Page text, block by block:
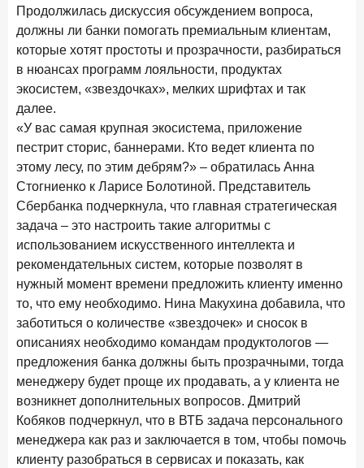
Frank Data. Ипотека Поделиться
29 декабря 2025 года
Четких целей в 2026-м и качественных «лошадей»!
Ипотека. Итоги ноября 2025 года
24 декабря 2025 года
Страховщики, УК, брокер-маркетплейсы: как новые
игроки меняют рынок инвестиций
19 декабря 2025 года
новые финансовые решения
18 декабря 2025 года
Ипотека 2025–2026: стресс‑тест высокими ставками и
прогнозы на восстановление
8 декабря 2025 года ИССЛЕДОВАНИЕ
По итогам ноября 2025 года объем выдач кредитов
составил 1 027 млрд руб.
5 декабря 2025 года
Эмоции, эксклюзив и вовлечение: новая формула
банковской лояльности
Продолжилась дискуссия обсуждением вопроса,
должны ли банки помогать премиальным клиентам,
которые хотят простоты и прозрачности, разбираться
в нюансах программ лояльности, продуктах
экосистем, «звездочках», мелких шрифтах и так
далее.
«У вас самая крупная экосистема, приложение
пестрит сторис, баннерами. Кто ведет клиента по
этому лесу, по этим дебрям?» – обратилась Анна
Стогниенко к Ларисе Болотиной. Представитель
Сбербанка подчеркнула, что главная стратегическая
задача – это настроить такие алгоритмы с
использованием искусственного интеллекта и
рекомендательных систем, которые позволят в
нужный момент времени предложить клиенту именно
то, что ему необходимо. Нина Макухина добавила, что
заботиться о количестве «звездочек» и сносок в
описаниях необходимо командам продуктологов —
предложения банка должны быть прозрачными, тогда
менеджеру будет проще их продавать, а у клиента не
возникнет дополнительных вопросов. Дмитрий
Кобяков подчеркнул, что в ВТБ задача персонального
менеджера как раз и заключается в том, чтобы помочь
клиенту разобраться в сервисах и показать, как